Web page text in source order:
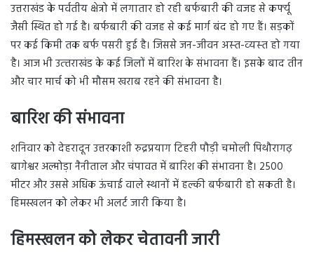
उत्तराखंड के पर्वतीय क्षेत्रो में लगातार हो रही बर्फबारी की वजह से कर्फ्यू
जैसी स्थित हो गई है। बर्फबारी की वजह से कई मार्ग बंद हो गए हैं। सड़कों
पर कई किमी तक बर्फ पसरी हुई है। जिससे जन-जीवन अस्‍त-व्‍यस्‍त हो गया
है। आज भी उत्‍तराखंड के कई जिलों में बारिश के संभावना हैं। इसके बाद तीन
और चार मार्च को भी मौसम खराब रहने की संभावना है।
बारिश की संभावना
शनिवार को देहरादून उत्तरकाशी रुद्रप्रयाग टिहरी पौड़ी चमोली पिथौरागढ़
बागेश्वर अल्मोड़ा नैनीताल और चंपावत में बारिश की संभावना है। 2500
मीटर और उससे अधिक ऊंचाई वाले स्थानों में हल्की बर्फबारी हो सकती है।
हिमस्खलन को लेकर भी अलर्ट जारी किया है।
हिमस्खलन को लेकर चेतावनी जारी